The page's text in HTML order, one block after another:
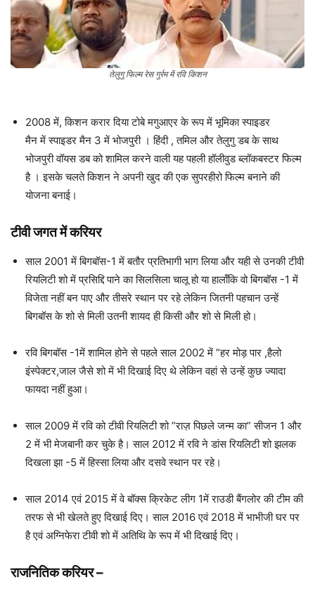
तेलुगु फिल्म रेस गुर्रममें रवि किशन
2008 में, किशन करार दिया टोबे मगुआएर के रूप में भूमिका स्पाइडर
मैन में स्पाइडर मैन 3 में भोजपुरी । हिंदी , तमिल और तेलुगु डब के साथ
भोजपुरी वॉयस डब को शामिल करने वाली यह पहली हॉलीवुड ब्लॉकबस्टर फिल्म
है । इसके चलते किशन ने अपनी खुद की एक सुपरहीरो फिल्म बनाने की
योजना बनाई।
टीवी जगत में करियर
साल 2001 में बिगबॉस-1 में बतौर प्रतिभागी भाग लिया और यही से उनकी टीवी
रियलिटी शो में प्रसिद्दि पाने का सिलसिला चालू हो या हालाँकि वो बिगबॉस -1 में
विजेता नहीं बन पाए और तीसरे स्थान पर रहे लेकिन जितनी पहचान उन्हें
बिगबॉस के शो से मिली उतनी शायद ही किसी और शो से मिली हो।
रवि बिगबॉस -1में शामिल होने से पहले साल 2002 में ”हर मोड़ पार ,हैलो
इंस्पेक्टर,जाल जैसे शो में भी दिखाई दिए थे लेकिन वहां से उन्हें कुछ ज्यादा
फायदा नहीं हुआ।
साल 2009 में रवि को टीवी रियलिटी शो ”राज़ पिछले जन्म का” सीजन 1 और
2 में भी मेजबानी कर चुके है। साल 2012 में रवि ने डांस रियलिटी शो झलक
दिखला झा -5 में हिस्सा लिया और दसवे स्थान पर रहे।
साल 2014 एवं 2015 में वे बॉक्स क्रिकेट लीग 1में राउडी बैंगलोर की टीम की
तरफ से भी खेलते हुए दिखाई दिए। साल 2016 एवं 2018 में भाभीजी घर पर
है एवं अग्निफेरा टीवी शो में अतिथि के रूप में भी दिखाई दिए।
राजनितिक करियर –